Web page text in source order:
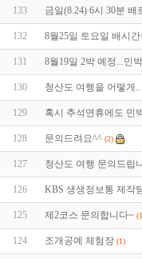
133 금일(8.24) 6시 30분
132 8월25일 토요일 배시
131 8월19일 2박 예정...민
130 청산도 여행을 어떻게..
129 혹시 추석연휴에도 민
128 문의드려요^^ (2)
127 청산도 여행 문의드립
126 KBS 생생정보통 제작
125 제2코스 문의합니다~
124 조개공예 체험장 (1)